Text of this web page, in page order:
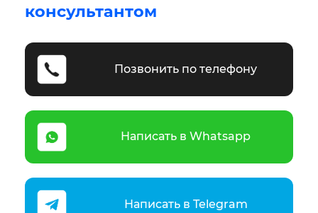
консультантом
Позвонить по телефону
Написать в Whatsapp
Написать в Telegram